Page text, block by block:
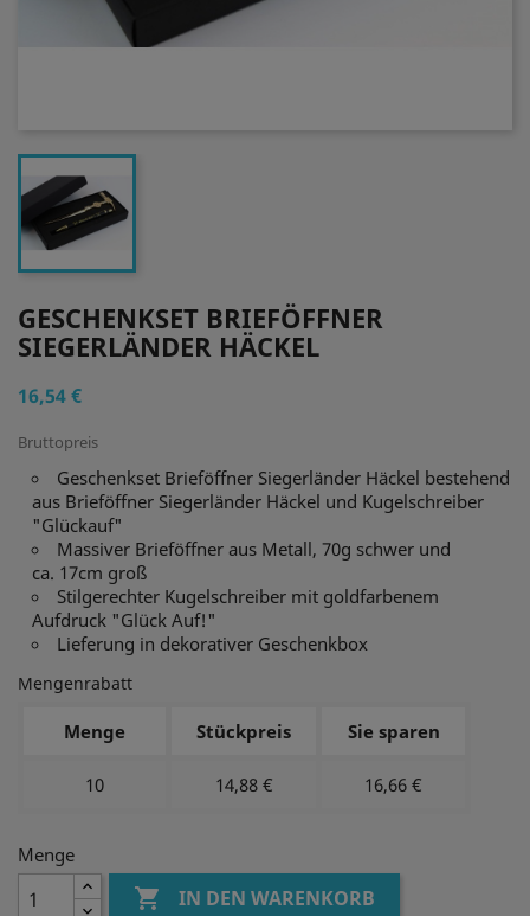
GESCHENKSET BRIEFÖFFNER
SIEGERLÄNDER HÄCKEL
16,54 €
Bruttopreis
Geschenkset Brieföffner Siegerländer Häckel bestehend
aus Brieföffner Siegerländer Häckel und Kugelschreiber
"Glückauf"
Massiver Brieföffner aus Metall, 70g schwer und
ca. 17cm groß
Stilgerechter Kugelschreiber mit goldfarbenem
Aufdruck "Glück Auf!"
Lieferung in dekorativer Geschenkbox
Mengenrabatt
Menge Stückpreis Sie sparen
10 14,88 € 16,66 €
Menge
 IN DEN WARENKORB